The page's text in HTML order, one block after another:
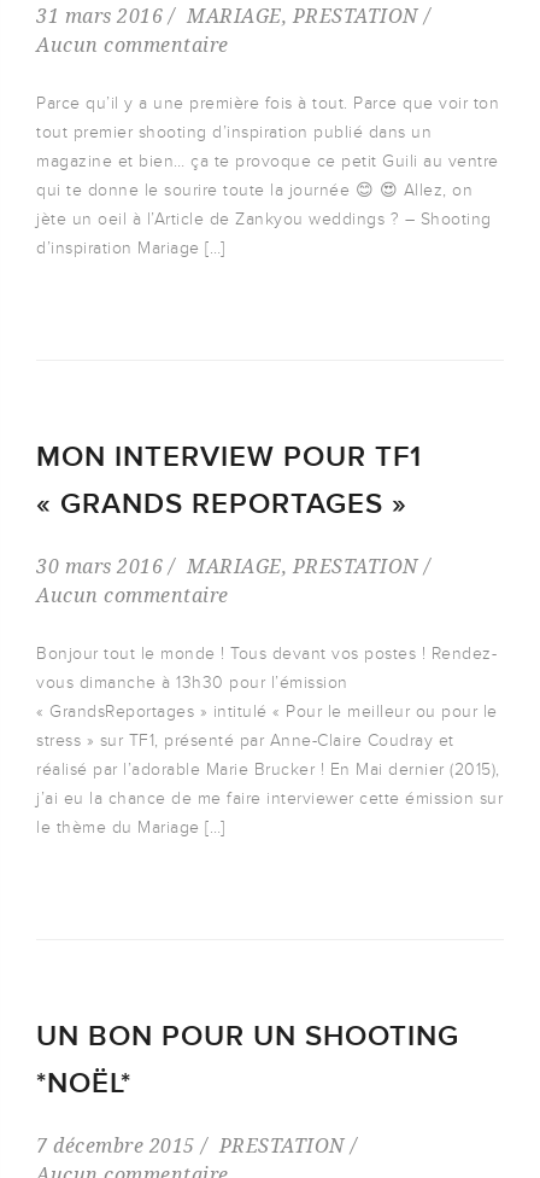
31 mars 2016 MARIAGE,PRESTATION
Aucun commentaire
Parce qu’il y a une première fois à tout. Parce que voir ton
tout premier shooting d’inspiration publié dans un
magazine et bien… ça te provoque ce petit Guili au ventre
qui te donne le sourire toute la journée 😊 😍 Allez, on
jète un oeil à l’Article de Zankyou weddings ? – Shooting
d’inspiration Mariage […]
MON INTERVIEW POUR TF1
« GRANDS REPORTAGES »
30 mars 2016 MARIAGE,PRESTATION
Aucun commentaire
Bonjour tout le monde ! Tous devant vos postes ! Rendez-
vous dimanche à 13h30 pour l’émission
« GrandsReportages » intitulé « Pour le meilleur ou pour le
stress » sur TF1, présenté par Anne-Claire Coudray et
réalisé par l’adorable Marie Brucker ! En Mai dernier (2015),
j’ai eu la chance de me faire interviewer cette émission sur
le thème du Mariage […]
UN BON POUR UN SHOOTING
*NOËL*
7 décembre 2015
PRESTATION